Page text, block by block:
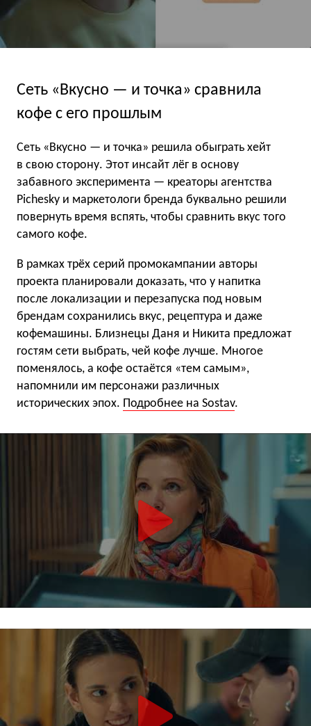
Сеть «Вкусно — и точка» сравнила
кофе с его прошлым
Сеть «Вкусно — и точка» решила обыграть хейт
в свою сторону. Этот инсайт лёг в основу
забавного эксперимента — креаторы агентства
Pichesky и маркетологи бренда буквально решили
повернуть время вспять, чтобы сравнить вкус того
самого кофе.
В рамках трёх серий промокампании авторы
проекта планировали доказать, что у напитка
после локализации и перезапуска под новым
брендам сохранились вкус, рецептура и даже
кофемашины. Близнецы Даня и Никита предложат
гостям сети выбрать, чей кофе лучше. Многое
поменялось, а кофе остаётся «тем самым»,
напомнили им персонажи различных
исторических эпох. Подробнее на Sostav.